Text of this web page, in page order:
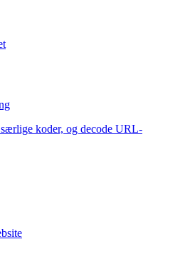
koder, og decode URL-